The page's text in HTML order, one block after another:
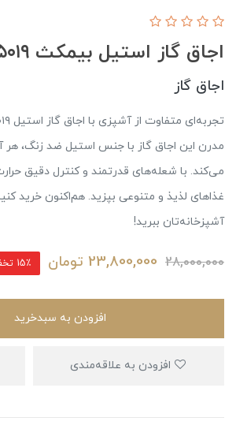
اجاق گاز استیل بیمکث ۵۰۱۹
اجاق گاز
مدرن این اجاق گاز با جنس استیل ضد زنگ، هر
می‌کند. با شعله‌های قدرتمند و کنترل دقیق
غذاهای لذیذ و متنوعی بپزید. هم‌اکنون خرید
آشپزخانه‌تان ببرید!
28,000,000
23,800,000 تومان 15٪ تخفیف
افزودن به سبدخرید